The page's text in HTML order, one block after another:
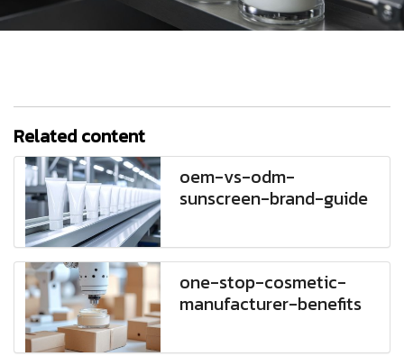
Related content
oem-vs-odm-
sunscreen-brand-guide
one-stop-cosmetic-
manufacturer-benefits